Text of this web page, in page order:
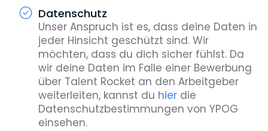
Datenschutz
Unser Anspruch ist es, dass deine Daten in
jeder Hinsicht geschützt sind. Wir
möchten, dass du dich sicher fühlst. Da
wir deine Daten im Falle einer Bewerbung
über Talent Rocket an den Arbeitgeber
weiterleiten, kannst du hierdie
Datenschutzbestimmungen von YPOG
einsehen.